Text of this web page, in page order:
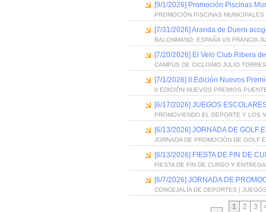
[9/1/2026] Promoción Piscinas
PROMOCIÓN PISCINAS
[7/31/2026] Aranda de Duero
BALONMANO: ESPAÑA VS FRANCIA
[7/20/2026] El Velo Club Ribera
CAMPUS DE CICLISMO JULIO
[7/1/2026] II Edición Nuevos
II EDICIÓN NUEVOS PREMIOS
[6/17/2026] JUEGOS
PROMOVIENDO EL DEPORTE Y LOS
[6/13/2026] JORNADA DE GOLF
JORNADA DE PROMOCIÓN DE GOLF
[6/13/2026] FIESTA DE FIN DE
FIESTA DE FIN DE CURSO Y
[6/7/2026] JORNADA DE
CONCEJALÍA DE DEPORTES |
1 2 3